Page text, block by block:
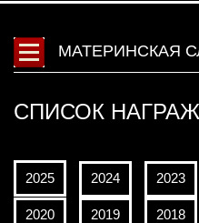
МАТЕРИНСКАЯ
СПИСОК
2025 2024 2023
2020 2019 2018